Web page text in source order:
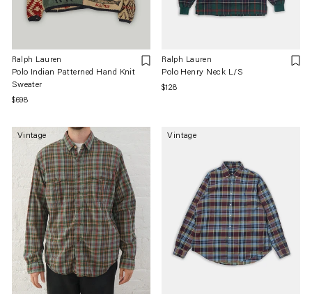
Ralph Lauren
Polo Indian Patterned Hand Knit
Sweater
通
価
格
$698
Ralph Lauren
Polo Henry Neck L/S
通
$128
Vintage Vintage